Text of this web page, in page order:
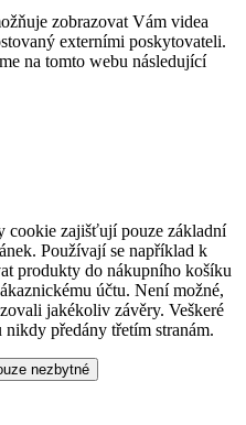
zobrazovat Vám videa
externími poskytovateli.
na tomto webu následující
cookie zajišťují pouze základní
Používají se například k
produkty do nákupního košíku
účtu. Není možné,
jakékoliv závěry. Veškeré
předány třetím stranám.
nezbytné